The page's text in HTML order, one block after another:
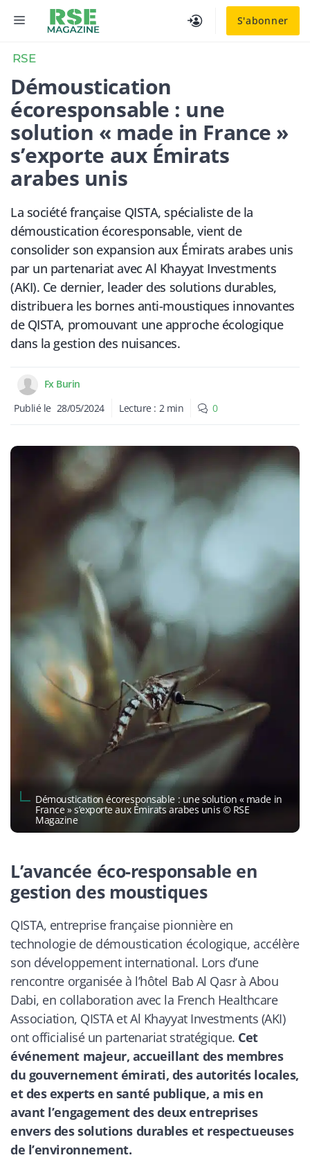
S'abonner
MENU
RSE
Démoustication
écoresponsable : une
solution « made in France »
s’exporte aux Émirats
arabes unis
La société française QISTA, spécialiste de la
démoustication écoresponsable, vient de
consolider son expansion aux Émirats arabes unis
par un partenariat avec Al Khayyat Investments
(AKI). Ce dernier, leader des solutions durables,
distribuera les bornes anti-moustiques innovantes
de QISTA, promouvant une approche écologique
dans la gestion des nuisances.
Fx Burin
Publié le 28/05/2024 Lecture : 2 min 0
Démoustication écoresponsable : une solution « made in
France » s’exporte aux Émirats arabes unis © RSE
Magazine
L’avancée éco-responsable en
gestion des moustiques
QISTA, entreprise française pionnière en
technologie de démoustication écologique, accélère
son développement international. Lors d’une
rencontre organisée à l’hôtel Bab Al Qasr à Abou
Dabi, en collaboration avec la French Healthcare
Association, QISTA et Al Khayyat Investments (AKI)
ont officialisé un partenariat stratégique. Cet
événement majeur, accueillant des membres
du gouvernement émirati, des autorités locales,
et des experts en santé publique, a mis en
avant l’engagement des deux entreprises
envers des solutions durables et respectueuses
de l’environnement.